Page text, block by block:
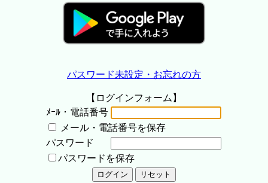
パスワード未設定・お忘れの方
【ログインフォーム】
ﾒｰﾙ・電話番号
メール・電話番号を保存
パスワード
パスワードを保存